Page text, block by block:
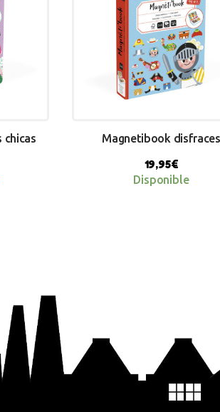
chicas Magnetibook disfraces
19,95€
Disponible